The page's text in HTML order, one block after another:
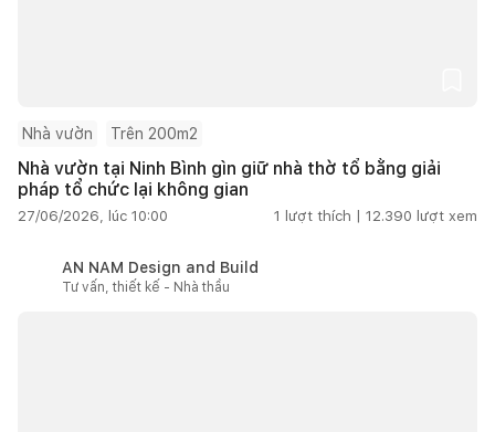
Nhà vườn Trên 200m2
Nhà vườn tại Ninh Bình gìn giữ nhà thờ tổ bằng giải
pháp tổ chức lại không gian
27/06/2026, lúc 10:00 1 lượt thích | 12.390 lượt xem
AN NAM Design and Build
Tư vấn, thiết kế - Nhà thầu